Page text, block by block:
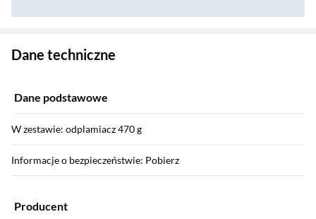
Dane techniczne
Dane podstawowe
W zestawie: odplamiacz 470 g
Informacje o bezpieczeństwie: Pobierz
Producent